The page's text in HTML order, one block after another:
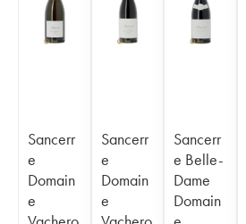
Sancerr
e
Domain
e
Sancerr
e
Domain
e
Sancerr
e Belle-
Dame
Domain